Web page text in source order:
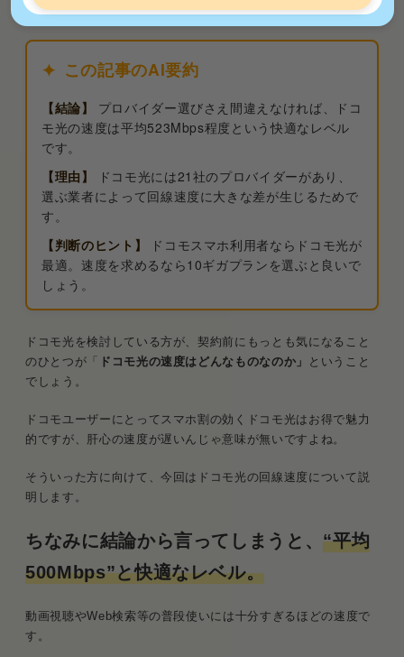
回線速度
この記事のAI要約
【結論】
プロバイダー選びさえ間違えなければ、ドコ
モ光の速度は平均523Mbps程度という快適なレベル
です。
【理由】
ドコモ光には21社のプロバイダーがあり、
選ぶ業者によって回線速度に大きな差が生じるためで
す。
【判断のヒント】
ドコモスマホ利用者ならドコモ光が
最適。速度を求めるなら10ギガプランを選ぶと良いで
しょう。
ドコモ光を検討している方が、契約前にもっとも気になること
のひとつが「
ドコモ光の速度はどんなものなのか」
ということ
でしょう。
ドコモユーザーにとってスマホ割の効くドコモ光はお得で魅力
的ですが、肝心の速度が遅いんじゃ意味が無いですよね。
そういった方に向けて、今回はドコモ光の回線速度について説
明します。
ちなみに結論から言ってしまうと、“平均
500Mbps”と快適なレベル。
動画視聴やWeb検索等の普段使いには十分すぎるほどの速度で
す。